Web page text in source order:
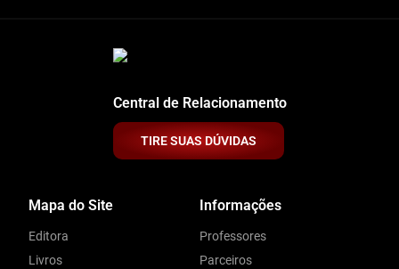
Central de Relacionamento
TIRE SUAS DÚVIDAS
Mapa do Site
Editora
Livros
Informações
Professores
Parceiros